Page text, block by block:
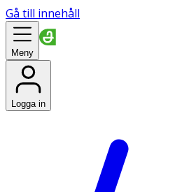
Gå till innehåll
Meny
Logga in